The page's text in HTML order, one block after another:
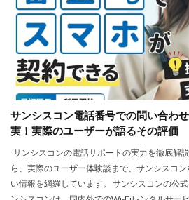
サンシスコン電話番号での問い合わ
実！実際のユーザーが語るその評価
サンシスコンの電話サポートの実力を徹底解
ら、実際のユーザー体験談まで、サンシスコ
い情報を網羅しています。 サンシスコンの公